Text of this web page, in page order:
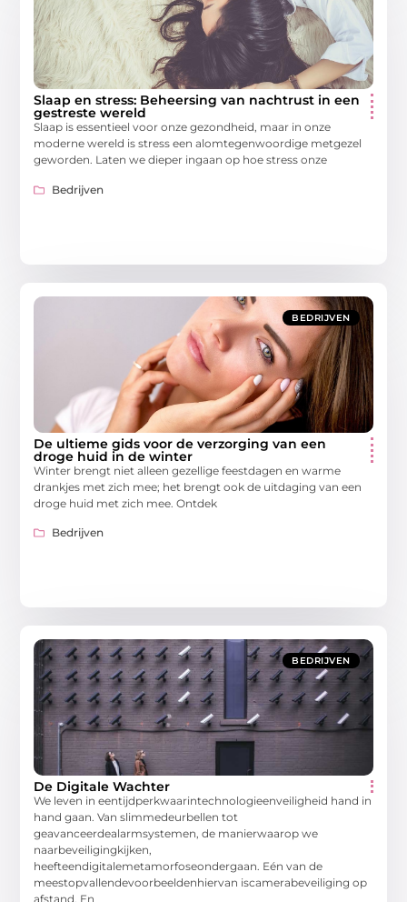
Slaap en stress: Beheersing van nachtrust in een
gestreste wereld
Slaap is essentieel voor onze gezondheid, maar in onze
moderne wereld is stress een alomtegenwoordige metgezel
geworden. Laten we dieper ingaan op hoe stress onze
Bedrijven
BEDRIJVEN
De ultieme gids voor de verzorging van een
droge huid in de winter
Winter brengt niet alleen gezellige feestdagen en warme
drankjes met zich mee; het brengt ook de uitdaging van een
droge huid met zich mee. Ontdek
Bedrijven
BEDRIJVEN
De Digitale Wachter
We leven in eentijdperkwaarintechnologieenveiligheid hand in
hand gaan. Van slimmedeurbellen tot
geavanceerdealarmsystemen, de manierwaarop we
naarbeveiligingkijken,
heefteendigitalemetamorfoseondergaan. Eén van de
meestopvallendevoorbeeldenhiervan iscamerabeveiliging op
afstand. En